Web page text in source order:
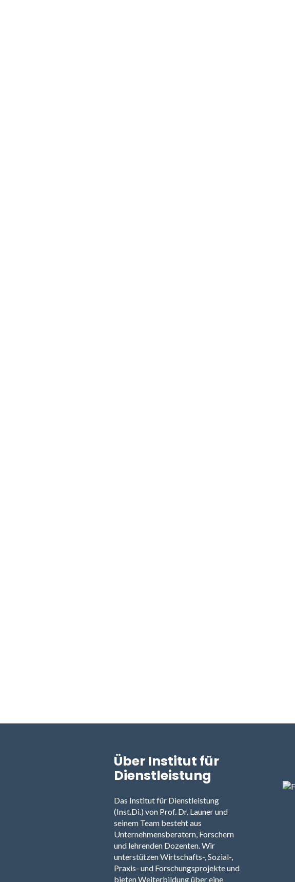
Über Institut für
Dienstleistung
Das Institut für Dienstleistung
(Inst.Di.) von Prof. Dr. Launer und
seinem Team besteht aus
Unternehmensberatern, Forschern
und lehrenden Dozenten. Wir
unterstützen Wirtschafts-, Sozial-,
Praxis- und Forschungsprojekte und
bieten Weiterbildung über eine